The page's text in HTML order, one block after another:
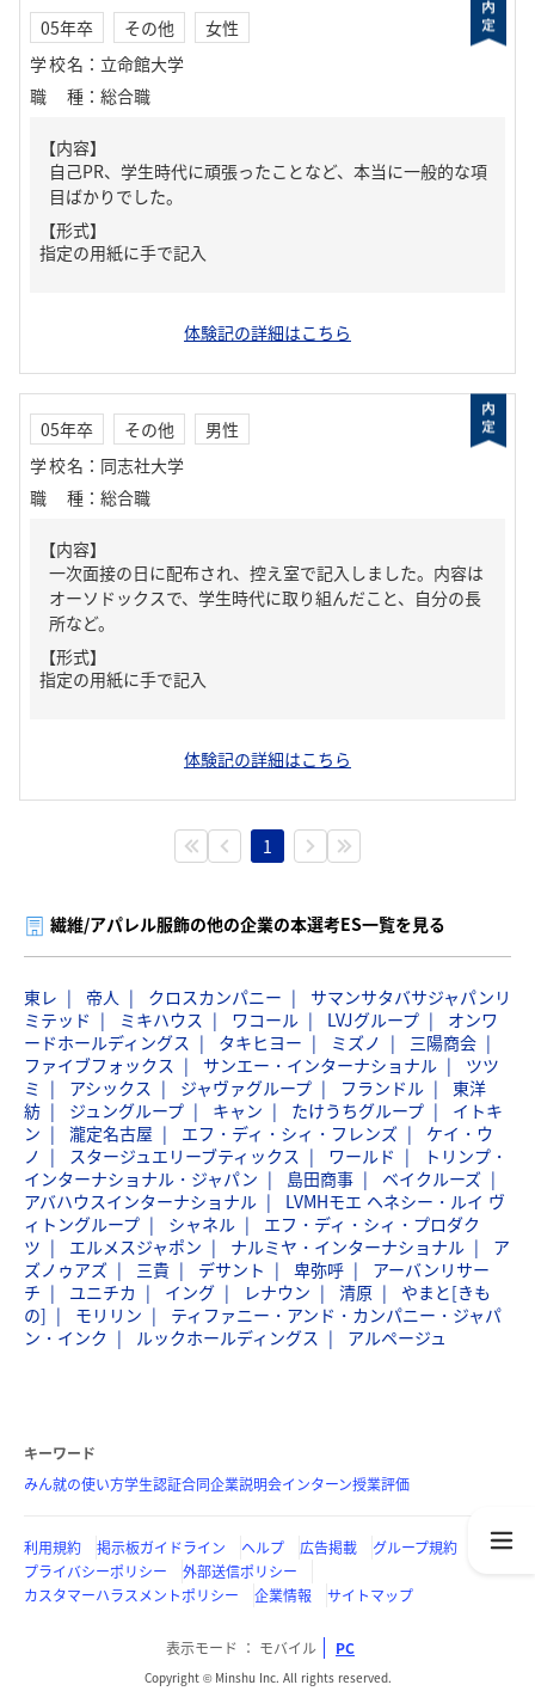
05年卒 その他
女性
学校名 ： 立命館大学
職種 ： 総合職
【内容】
自己PR、学生時代に頑張ったことなど、本当に一般的な項
目ばかりでした。
【形式】
指定の用紙に手で記入
体験記の詳細はこちら
05年卒 その他
男性
学校名 ： 同志社大学
職種 ： 総合職
【内容】
一次面接の日に配布され、控え室で記入しました。内容は
オーソドックスで、学生時代に取り組んだこと、自分の長
所など。
【形式】
指定の用紙に手で記入
体験記の詳細はこちら
1
繊維/アパレル服飾の他の企業の本選考ES一覧を見る
東レ 帝人 クロスカンパニー
サマンサタバサジャパンリ
ミテッド
ミキハウス ワコール LVJグループ
オンワ
ードホールディングス
タキヒヨー ミズノ
三陽商会
ファイブフォックス
サンエー・インターナショナル
ツツ
ミ
アシックス ジャヴァグループ フランドル
東洋
紡
ジュングループ キャン たけうちグループ
イトキ
ン
瀧定名古屋 エフ・ディ・シィ・フレンズ
ケイ・ウ
ノ
スタージュエリーブティックス ワールド
トリンプ・
インターナショナル・ジャパン
島田商事
ベイクルーズ
アバハウスインターナショナル
LVMHモエ ヘネシー・ルイ ヴ
ィトングループ
シャネル
エフ・ディ・シィ・プロダク
ツ
エルメスジャポン ナルミヤ・インターナショナル
ア
ズノゥアズ
三貴 デサント 卑弥呼
アーバンリサー
チ
ユニチカ イング レナウン 清原
やまと[きも
の]
モリリン
ティファニー・アンド・カンパニー・ジャパ
ン・インク
ルックホールディングス アルページュ
キーワード
みん就の使い方学生認証合同企業説明会インターン授業評価
利用規約 掲示板ガイドライン ヘルプ 広告掲載
グループ規約
プライバシーポリシー
外部送信ポリシー
カスタマーハラスメントポリシー
企業情報 サイトマップ
表示モード モバイル PC
Copyright © Minshu Inc. All rights reserved.